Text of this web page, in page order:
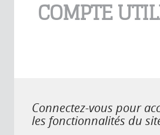
COMPTE
Connectez-vous pour
les fonctionnalités du